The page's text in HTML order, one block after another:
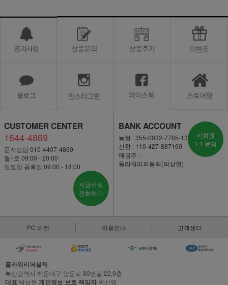
CUSTOMER CENTER
1644-4869
문자상담 010-4407-4869
월~토 09:00 - 20:00
일요일·공휴일 09:00 - 18:00
지금바로
전화하기
BANK ACCOUNT
농협 : 355-0032-7705-13
신한 : 110-427-887160
예금주 :
플라워리퍼블릭(박상현)
비회원
1:1 문의
PC 버전 이용안내 고객센터
플라워리퍼블릭
부산광역시 해운대구 양운로 80번길 22,9층
대표 박상현 개인정보 보호 책임자 박신영